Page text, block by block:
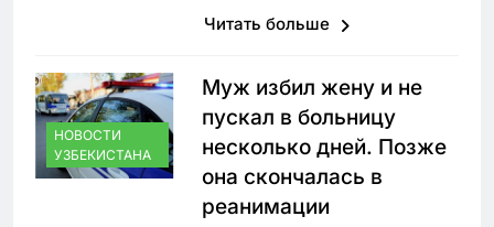
Читать больше
НОВОСТИ
УЗБЕКИСТАНА
Муж избил жену и не
пускал в больницу
несколько дней. Позже
она скончалась в
реанимации